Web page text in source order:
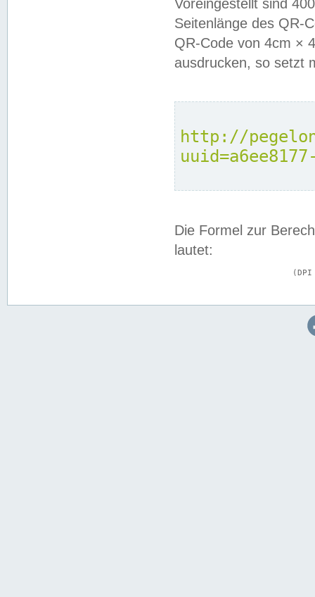
Voreingestellt sind
Seitenlänge des QR-
QR-Code von 4cm ×
ausdrucken, so setzt
http://
Die Formel zur
lautet: